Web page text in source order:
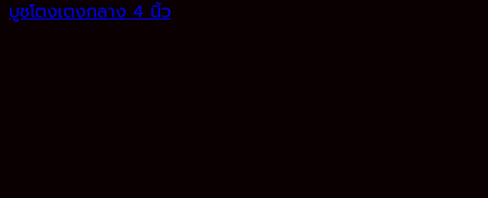
บูชโตงเตงกลาง 4 นิ้ว